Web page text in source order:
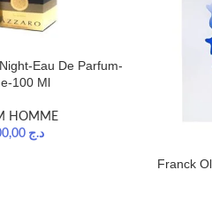
Eau De Parfum-
100 Ml
HOMME
د.ج 24.000,00
Franck